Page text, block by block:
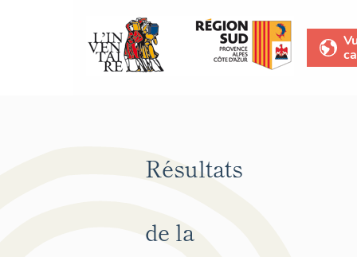
Résultats
de la